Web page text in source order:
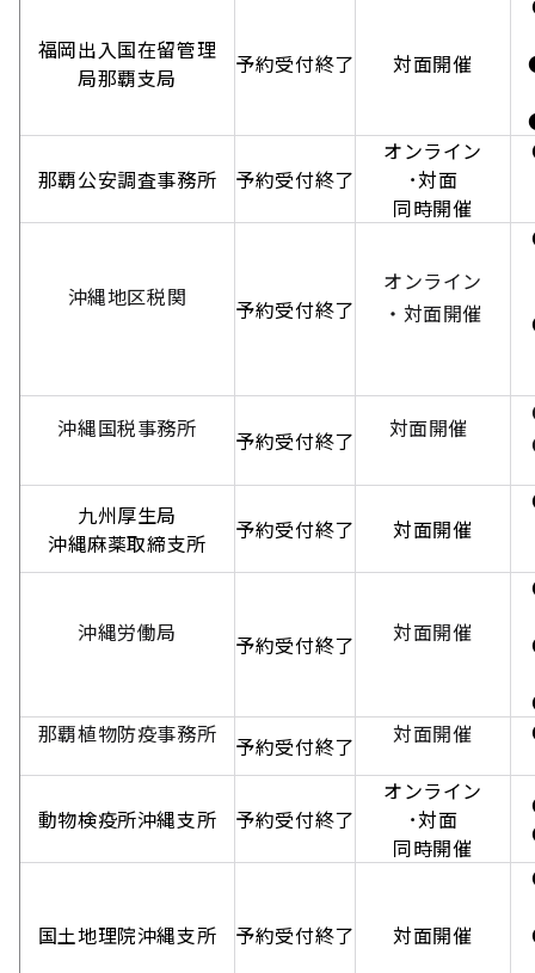
福岡出入国在留管理
局那覇支局
予約受付終了 対面開催
那覇公安調査事務所 予約受付終了
オンライン
･対面
同時開催
沖縄地区税関 予約受付終了
オンライン
・対面開催
沖縄国税事務所
予約受付終了 対面開催
九州厚生局
沖縄麻薬取締支所
予約受付終了 対面開催
沖縄労働局 予約受付終了 対面開催
那覇植物防疫事務所
予約受付終了 対面開催
動物検疫所沖縄支所 予約受付終了
オンライン
･対面
同時開催
国土地理院沖縄支所 予約受付終了 対面開催